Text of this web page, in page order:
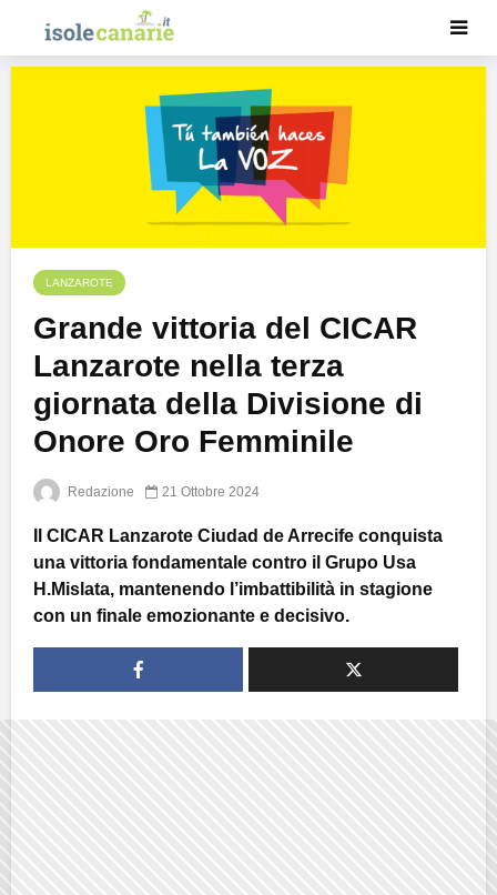
LANZAROTE
Grande vittoria del CICAR
Lanzarote nella terza
giornata della Divisione di
Onore Oro Femminile
Redazione 21 Ottobre 2024
Il CICAR Lanzarote Ciudad de Arrecife conquista
una vittoria fondamentale contro il Grupo Usa
H.Mislata, mantenendo l’imbattibilità in stagione
con un finale emozionante e decisivo.